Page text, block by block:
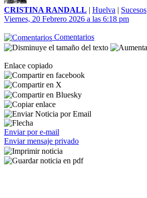
CRISTINA RANDALL | Huelva | Sucesos
Viernes, 20 Febrero 2026 a las 6:18 pm
Comentarios
Enlace copiado
Enviar por e-mail
Enviar mensaje privado